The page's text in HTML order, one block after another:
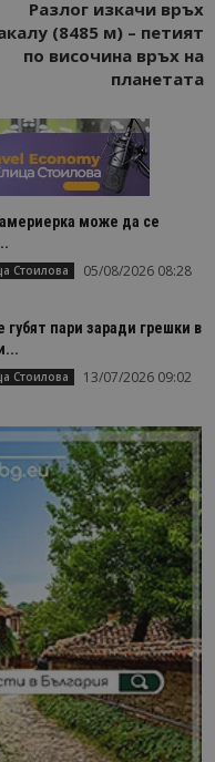
Разлог изкачи връх
(8485 м) – петият
по височина връх на
планетата
може да се
Стоилова 05/08/2026 08:28
пари заради грешки в
Стоилова 13/07/2026 09:02